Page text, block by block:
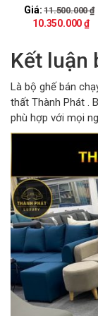
1
Giá: 11.500.000₫
10.350.000₫
Kết luận
Là bộ ghế bán
thất Thành Phát .
phù hợp với mọi